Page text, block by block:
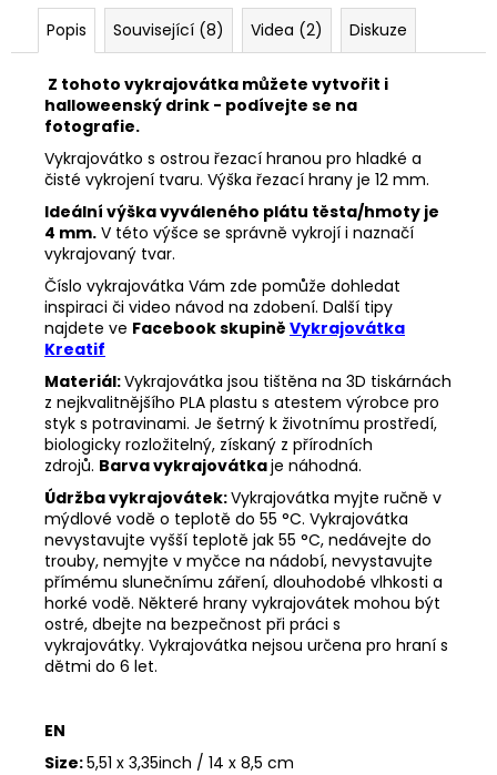
Popis Související (8) Videa (2) Diskuze
Z tohoto vykrajovátka můžete vytvořit i
halloweenský drink - podívejte se na
fotografie.
Vykrajovátko s ostrou řezací hranou pro hladké a
čisté vykrojení tvaru. Výška řezací hrany je 12 mm.
Ideální výška vyváleného plátu těsta/hmoty je
4 mm. V této výšce se správně vykrojí i naznačí
vykrajovaný tvar.
Číslo vykrajovátka Vám zde pomůže dohledat
inspiraci či video návod na zdobení. Další tipy
najdete ve Facebook skupině Vykrajovátka
Kreatif
Materiál:Vykrajovátka jsou tištěna na 3D tiskárnách
z nejkvalitnějšího PLA plastu s atestem výrobce pro
styk s potravinami. Je šetrný k životnímu prostředí,
biologicky rozložitelný, získaný z přírodních
zdrojů. Barva vykrajovátkaje náhodná.
Údržba vykrajovátek:Vykrajovátka myjte ručně v
mýdlové vodě o teplotě do 55 °C. Vykrajovátka
nevystavujte vyšší teplotě jak 55 °C, nedávejte do
trouby, nemyjte v myčce na nádobí, nevystavujte
přímému slunečnímu záření, dlouhodobé vlhkosti a
horké vodě. Některé hrany vykrajovátek mohou být
ostré, dbejte na bezpečnost při práci s
vykrajovátky. Vykrajovátka nejsou určena pro hraní s
dětmi do 6 let.
EN
Size:5,51 x 3,35inch / 14 x 8,5 cm
KOLEKCE
#1584
39